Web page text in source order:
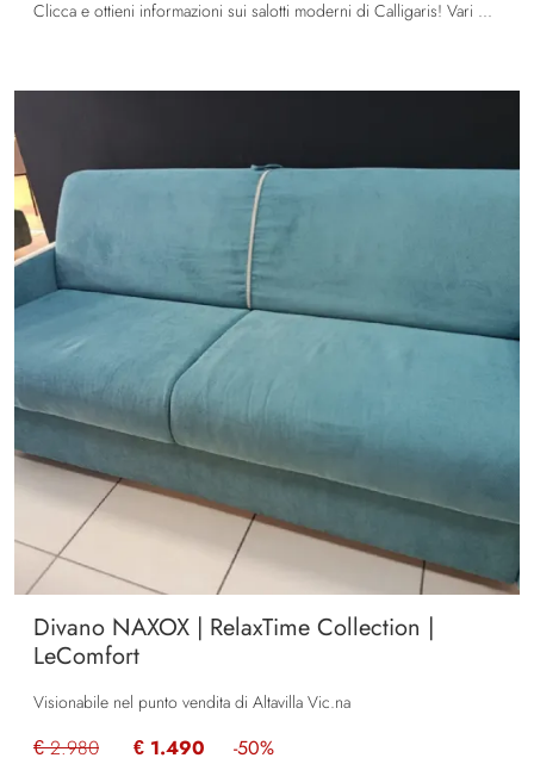
Clicca e ottieni informazioni sui salotti moderni di Calligaris! Vari modelli di divani, come Edgar, ti aspettano.
Divano NAXOX | RelaxTime Collection |
LeComfort
Visionabile nel punto vendita di Altavilla Vic.na
€ 2.980 € 1.490 -50%